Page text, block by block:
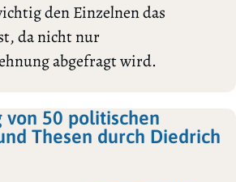
den Einzelnen das
da nicht nur
abgefragt wird.
50 politischen
Thesen durch Diedrich